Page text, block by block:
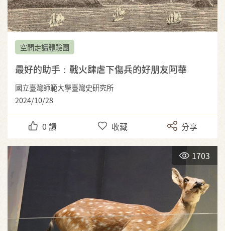
空間走讀體驗團
最好的助手：戰火肆虐下傷兵的好朋友阿華
國立臺灣師範大學臺灣史研究所
2024/10/28
0 讚 收藏 分享
1703